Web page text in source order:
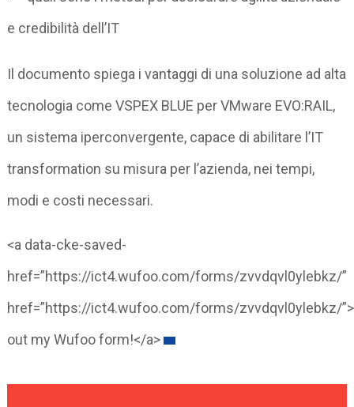
e credibilità dell’IT
Il documento spiega i vantaggi di una soluzione ad alta
tecnologia come VSPEX BLUE per VMware EVO:RAIL,
un sistema iperconvergente, capace di abilitare l’IT
transformation su misura per l’azienda, nei tempi,
modi e costi necessari.
<a data-cke-saved-
href=”https://ict4.wufoo.com/forms/zvvdqvl0ylebkz/”
href=”https://ict4.wufoo.com/forms/zvvdqvl0ylebkz/
out my Wufoo form!</a>